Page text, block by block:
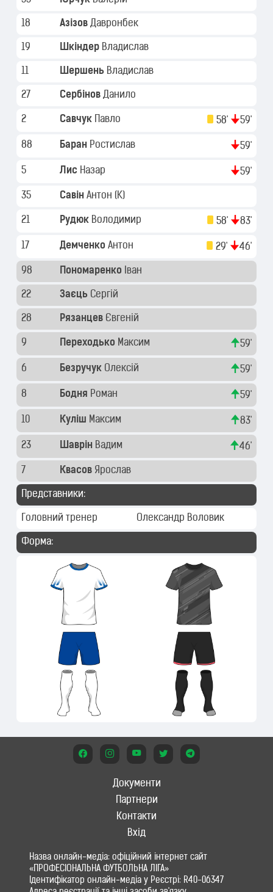
18 Азізов Давронбек
19 Шкіндер Владислав
11 Шершень Владислав
27 Сербінов Данило
2 Савчук Павло 58' 59'
88 Баран Ростислав 59'
5 Лис Назар 59'
35 Савін Антон (K)
21 Рудюк Володимир 58' 83'
17 Демченко Антон 29' 46'
98 Пономаренко Іван
22 Заєць Сергій
28 Рязанцев Євгеній
9 Переходько Максим 59'
6 Безручук Олексій 59'
8 Бодня Роман 59'
10 Куліш Максим 83'
23 Шаврін Вадим 46'
7 Квасов Ярослав
Представники:
Головний тренер Олександр Воловик
Форма:
Документи
Партнери
Контакти
Вхід
Назва онлайн-медіа: офіційний інтернет сайт
«ПРОФЕСІОНАЛЬНА ФУТБОЛЬНА ЛІГА»
Ідентифікатор онлайн-медіа у Реєстрі: R40-06347